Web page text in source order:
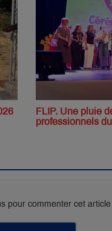
FLIP. Une pluie
professionnels
pour commenter cet article